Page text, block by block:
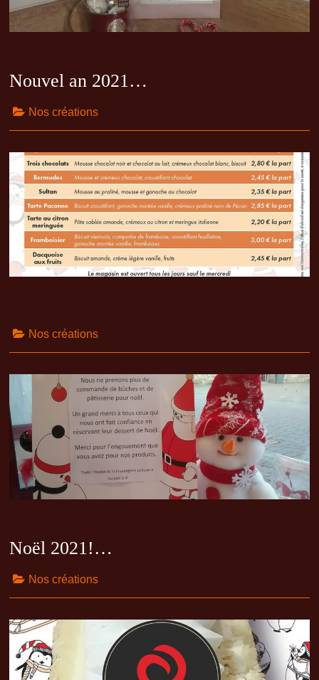
Nouvel an 2021…
Nos créations
Nos créations
Noël 2021!…
Nos créations